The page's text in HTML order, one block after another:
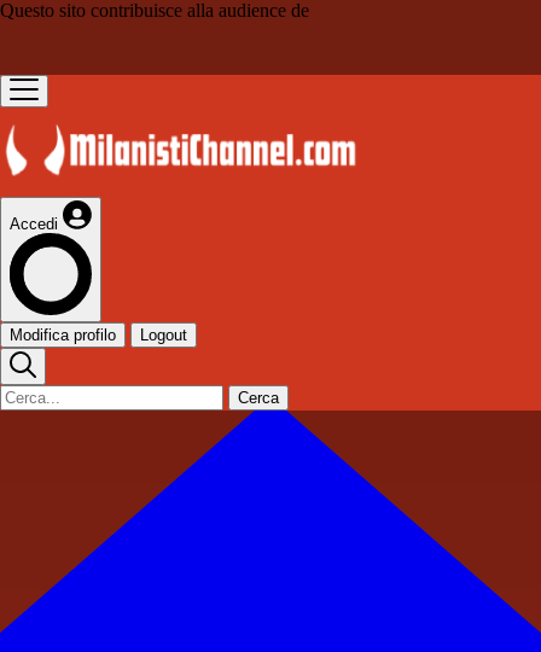
Questo sito contribuisce alla audience de
Accedi
Modifica profilo Logout
Cerca